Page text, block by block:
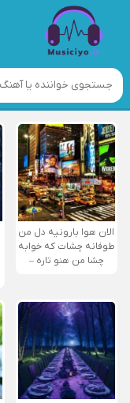
الان هوا بارونیه دل من
طوفانه چشات که خوابه
چشا من هنو تاره –